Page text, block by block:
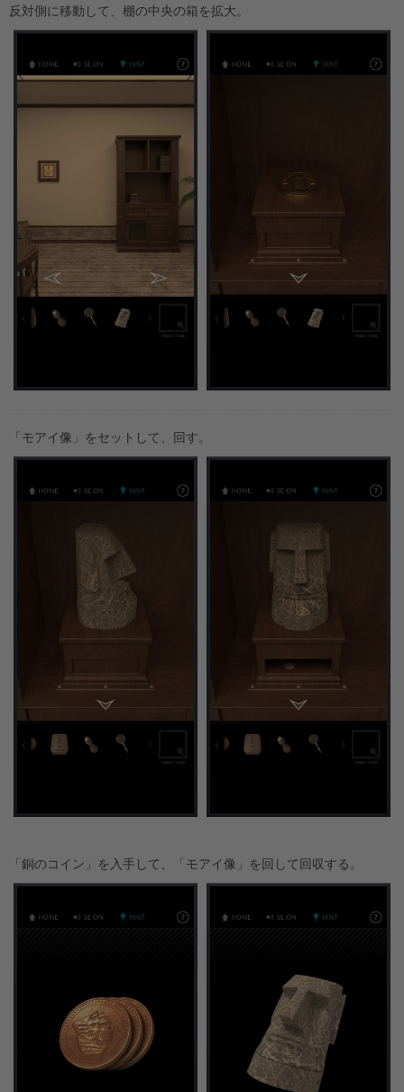
反対側に移動して、棚の中央の箱を拡大。
「モアイ像」をセットして、回す。
「銅のコイン」を入手して、「モアイ像」を回して回収する。